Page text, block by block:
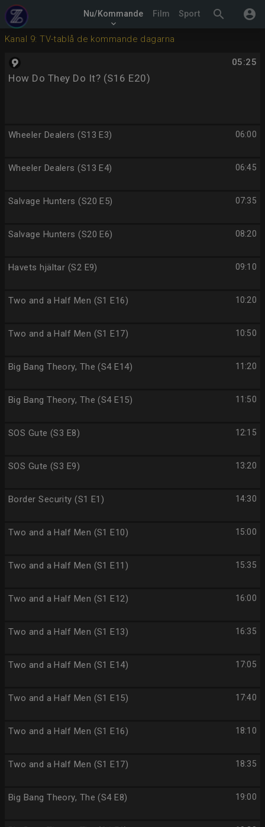
search account_circle
Nu/Kommande
keyboard_arrow_down
Film Sport
Kanal 9: TV-tablå de kommande dagarna
05:25
How Do They Do It? (S16 E20)
06:00
Wheeler Dealers (S13 E3)
06:45
Wheeler Dealers (S13 E4)
07:35
Salvage Hunters (S20 E5)
08:20
Salvage Hunters (S20 E6)
09:10
Havets hjältar (S2 E9)
10:20
Two and a Half Men (S1 E16)
10:50
Two and a Half Men (S1 E17)
11:20
Big Bang Theory, The (S4 E14)
11:50
Big Bang Theory, The (S4 E15)
12:15
SOS Gute (S3 E8)
13:20
SOS Gute (S3 E9)
14:30
Border Security (S1 E1)
15:00
Two and a Half Men (S1 E10)
15:35
Two and a Half Men (S1 E11)
16:00
Two and a Half Men (S1 E12)
16:35
Two and a Half Men (S1 E13)
17:05
Two and a Half Men (S1 E14)
17:40
Two and a Half Men (S1 E15)
18:10
Two and a Half Men (S1 E16)
18:35
Two and a Half Men (S1 E17)
19:00
Big Bang Theory, The (S4 E8)